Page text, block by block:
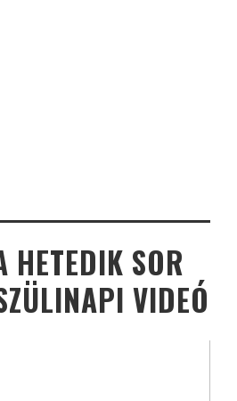
HETEDIK SOR
VIDEÓ